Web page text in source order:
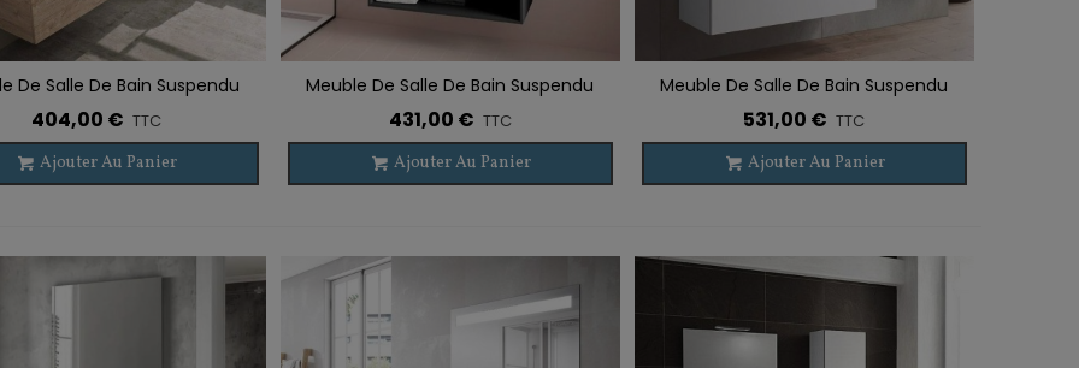
À La Liste De Souhaits
De Salle De Bain Suspendu
TEIDE 2 Tiroirs
404,00 € TTC
Ajouter Au Panier
Ajouter À La Liste De Souhaits
Meuble De Salle De Bain Suspendu
ELEVEN 1 Tiroir + 1 Étagère
431,00 € TTC
Ajouter Au Panier
Ajouter À La Liste De Souhaits
Meuble De Salle De Bain Suspendu
ARCO 2 Tiroirs
531,00 € TTC
Ajouter Au Panier